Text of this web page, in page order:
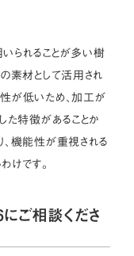
られることが多い樹
素材として活用され
が低いため、加工が
た特徴があることか
機能性が重視される
けです。
ご相談くださ